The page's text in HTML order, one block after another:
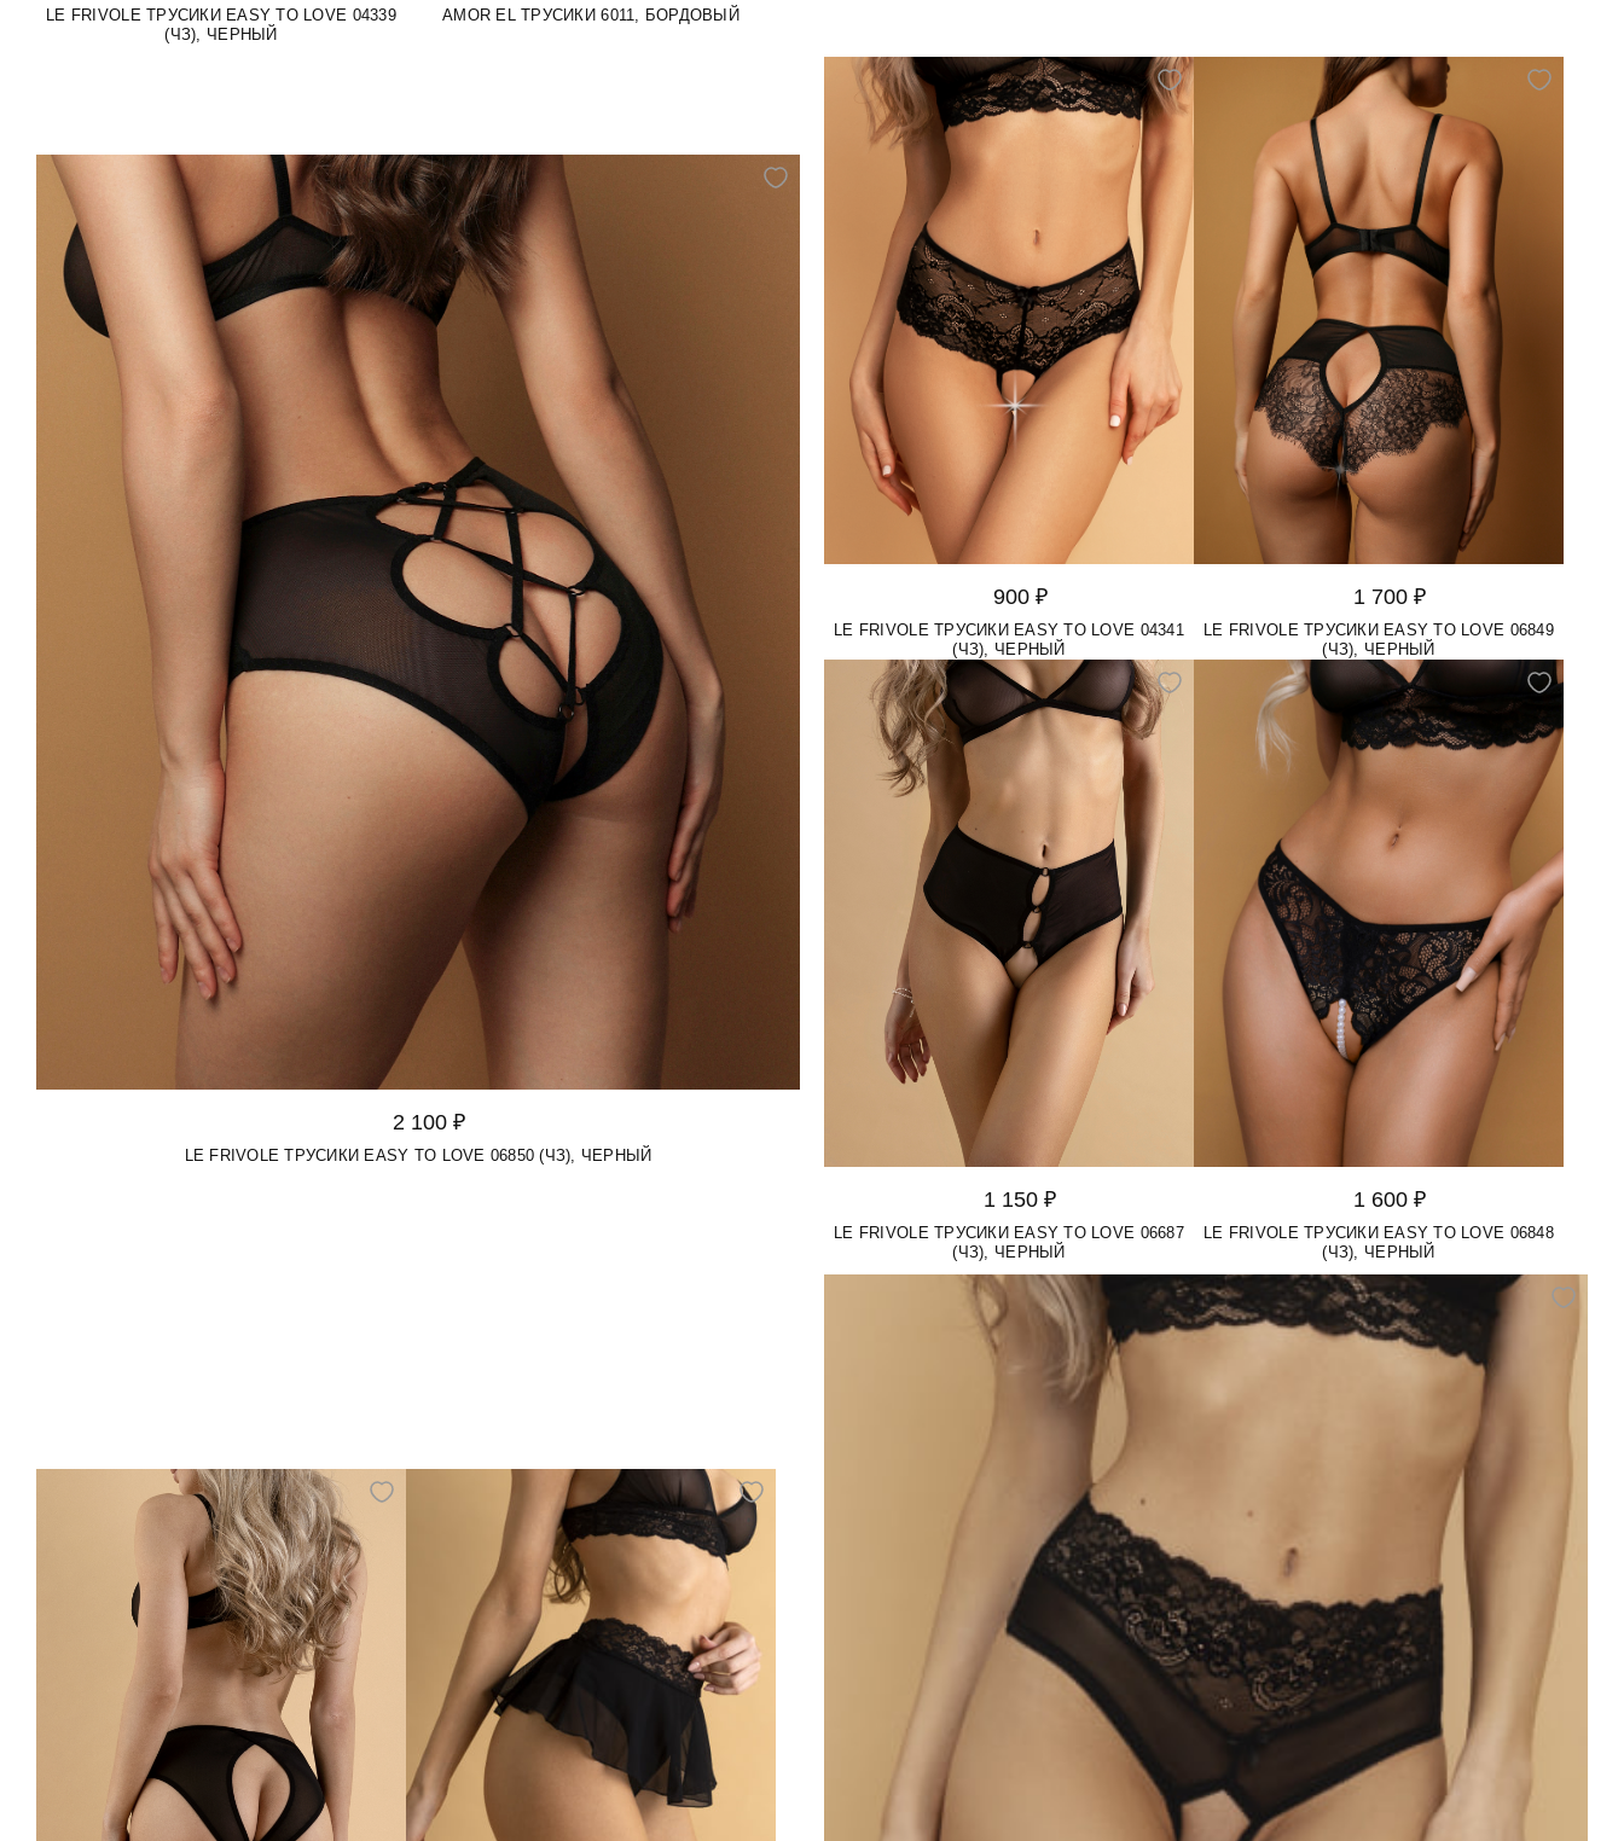
LE FRIVOLE ТРУСИКИ EASY TO LOVE 04339
(ЧЗ), ЧЕРНЫЙ
AMOR EL ТРУСИКИ 6011, БОРДОВЫЙ
900 ₽
LE FRIVOLE ТРУСИКИ EASY TO LOVE 04341
(ЧЗ), ЧЕРНЫЙ
1 700 ₽
LE FRIVOLE ТРУСИКИ EASY TO LOVE 06849
(ЧЗ), ЧЕРНЫЙ
1 150 ₽
LE FRIVOLE ТРУСИКИ EASY TO LOVE 06687
(ЧЗ), ЧЕРНЫЙ
1 600 ₽
LE FRIVOLE ТРУСИКИ EASY TO LOVE 06848
(ЧЗ), ЧЕРНЫЙ
2 100 ₽
LE FRIVOLE ТРУСИКИ EASY TO LOVE 06850 (ЧЗ), ЧЕРНЫЙ